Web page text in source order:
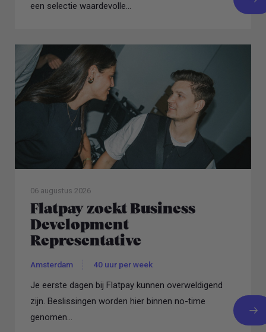
een selectie waardevolle...
06 augustus 2026
Flatpay zoekt Business
Development
Representative
Amsterdam 40 uur per week
Je eerste dagen bij Flatpay kunnen overweldigend
zijn. Beslissingen worden hier binnen no-time
genomen...